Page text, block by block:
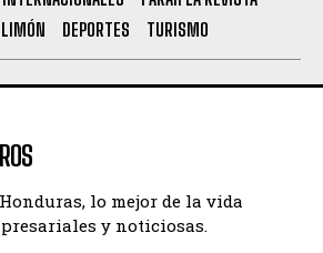
DEPORTES TURISMO
lo mejor de la vida
y noticiosas.